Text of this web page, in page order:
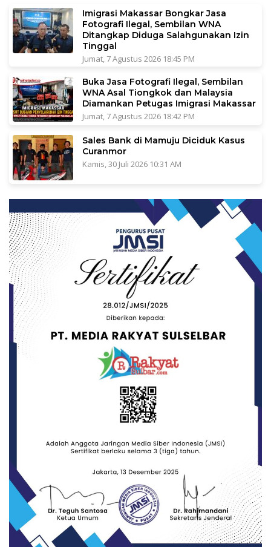
Imigrasi Makassar Bongkar Jasa
Fotografi Ilegal, Sembilan WNA
Ditangkap Diduga Salahgunakan Izin
Tinggal
Jumat, 7 Agustus 2026 18:45 PM
Buka Jasa Fotografi Ilegal, Sembilan
WNA Asal Tiongkok dan Malaysia
Diamankan Petugas Imigrasi Makassar
Jumat, 7 Agustus 2026 18:42 PM
Sales Bank di Mamuju Diciduk Kasus
Curanmor
Kamis, 30 Juli 2026 10:31 AM